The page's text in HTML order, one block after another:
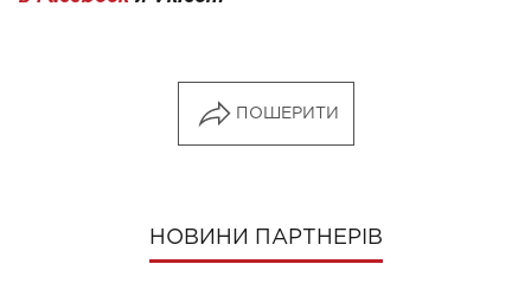
ПОШЕРИТИ
НОВИНИ ПАРТНЕРІВ